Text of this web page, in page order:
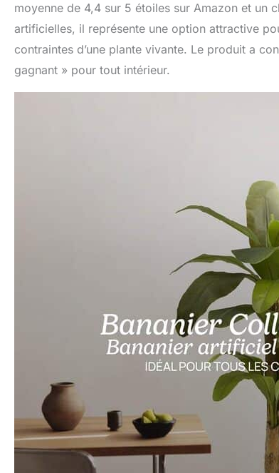
moyenne de 4,4 sur 5 étoiles sur Amazon et un
artificielles, il représente une option attractive
contraintes d’une plante vivante. Le produit a
gagnant » pour tout intérieur.